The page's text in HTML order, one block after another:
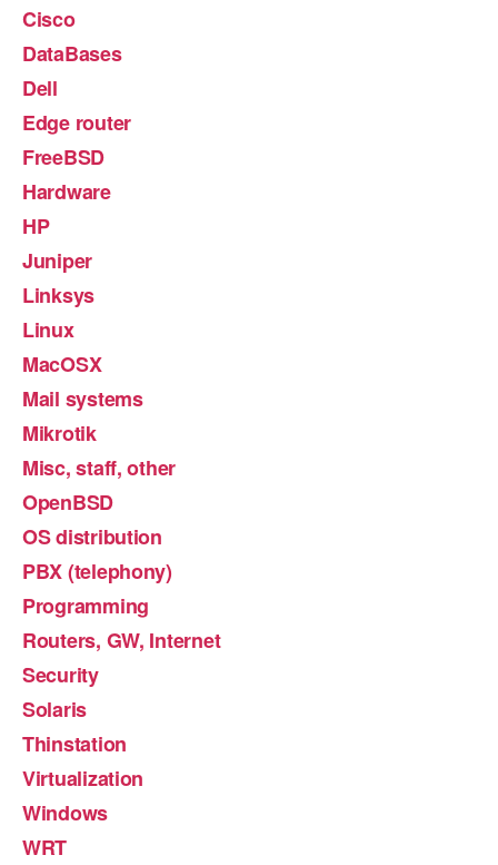
Cisco
DataBases
Dell
Edge router
FreeBSD
Hardware
HP
Juniper
Linksys
Linux
MacOSX
Mail systems
Mikrotik
Misc, staff, other
OpenBSD
OS distribution
PBX (telephony)
Programming
Routers, GW, Internet
Security
Solaris
Thinstation
Virtualization
Windows
WRT